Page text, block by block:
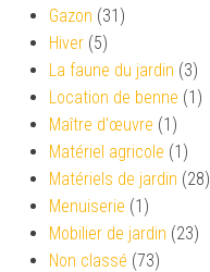
Gazon (31)
Hiver (5)
La faune du jardin (3)
Location de benne (1)
Maître d'œuvre (1)
Matériel agricole (1)
Matériels de jardin (28)
Menuiserie (1)
Mobilier de jardin (23)
Non classé (73)